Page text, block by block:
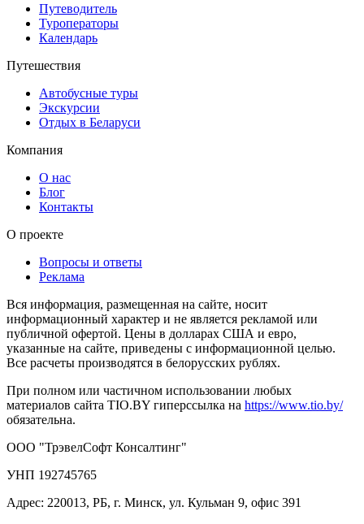
Путеводитель
Туроператоры
Календарь
Путешествия
Автобусные туры
Экскурсии
Отдых в Беларуси
Компания
О нас
Блог
Контакты
О проекте
Вопросы и ответы
Реклама
Вся информация, размещенная на сайте, носит
информационный характер и не является рекламой или
публичной офертой. Цены в долларах США и евро,
указанные на сайте, приведены с информационной целью.
Все расчеты производятся в белорусских рублях.
При полном или частичном использовании любых
материалов сайта TIO.BY гиперссылка на https://www.tio.by/
обязательна.
ООО "ТрэвелСофт Консалтинг"
УНП 192745765
Адрес: 220013, РБ, г. Минск, ул. Кульман 9, офис 391